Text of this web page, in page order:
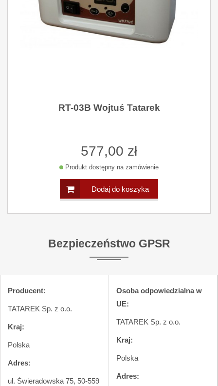
RT-03B Wojtuś Tatarek
577,00 zł
Produkt dostępny na zamówienie
Dodaj do koszyka
Bezpieczeństwo GPSR
Producent:
TATAREK Sp. z o.o.
Kraj:
Polska
Adres:
ul. Świeradowska 75, 50-559
Osoba odpowiedzialna w
UE:
TATAREK Sp. z o.o.
Kraj:
Polska
Adres: